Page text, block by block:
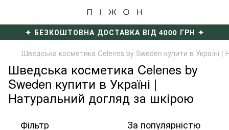
✦ БЕЗКОШТОВНА ДОСТАВКА ВІД 4000 ГРН ✦
Шведська косметика Celenes by Sweden купити в Україні
Шведська косметика Celenes by
Sweden купити в Україні |
Натуральний догляд за шкірою
Фільтр За популярністю